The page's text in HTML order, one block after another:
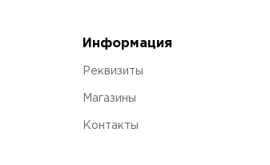
Информация
Реквизиты
Магазины
Контакты